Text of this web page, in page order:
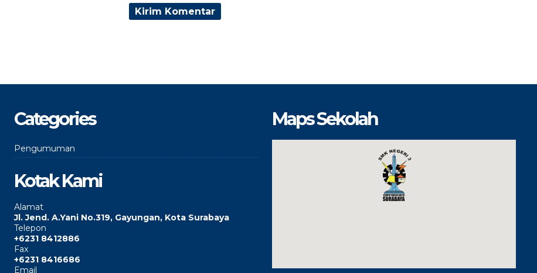
Categories
Pengumuman
Kotak Kami
Alamat
Jl. Jend. A.Yani No.319, Gayungan, Kota Surabaya
Telepon
+6231 8412886
Fax
+6231 8416686
Email
Maps Sekolah